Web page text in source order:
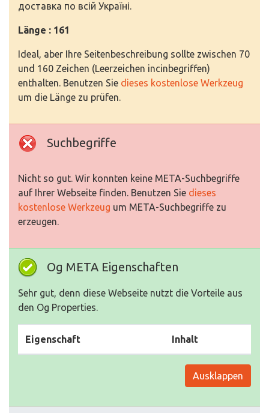
доставка по всій Україні.
Länge : 161
Ideal, aber Ihre Seitenbeschreibung sollte zwischen 70
und 160 Zeichen (Leerzeichen incinbegriffen)
enthalten. Benutzen Sie dieses kostenlose Werkzeug
um die Länge zu prüfen.
Suchbegriffe
Nicht so gut. Wir konnten keine META-Suchbegriffe
auf Ihrer Webseite finden. Benutzen Sie dieses
kostenlose Werkzeug um META-Suchbegriffe zu
erzeugen.
Og META Eigenschaften
Sehr gut, denn diese Webseite nutzt die Vorteile aus
den Og Properties.
Eigenschaft Inhalt
Ausklappen